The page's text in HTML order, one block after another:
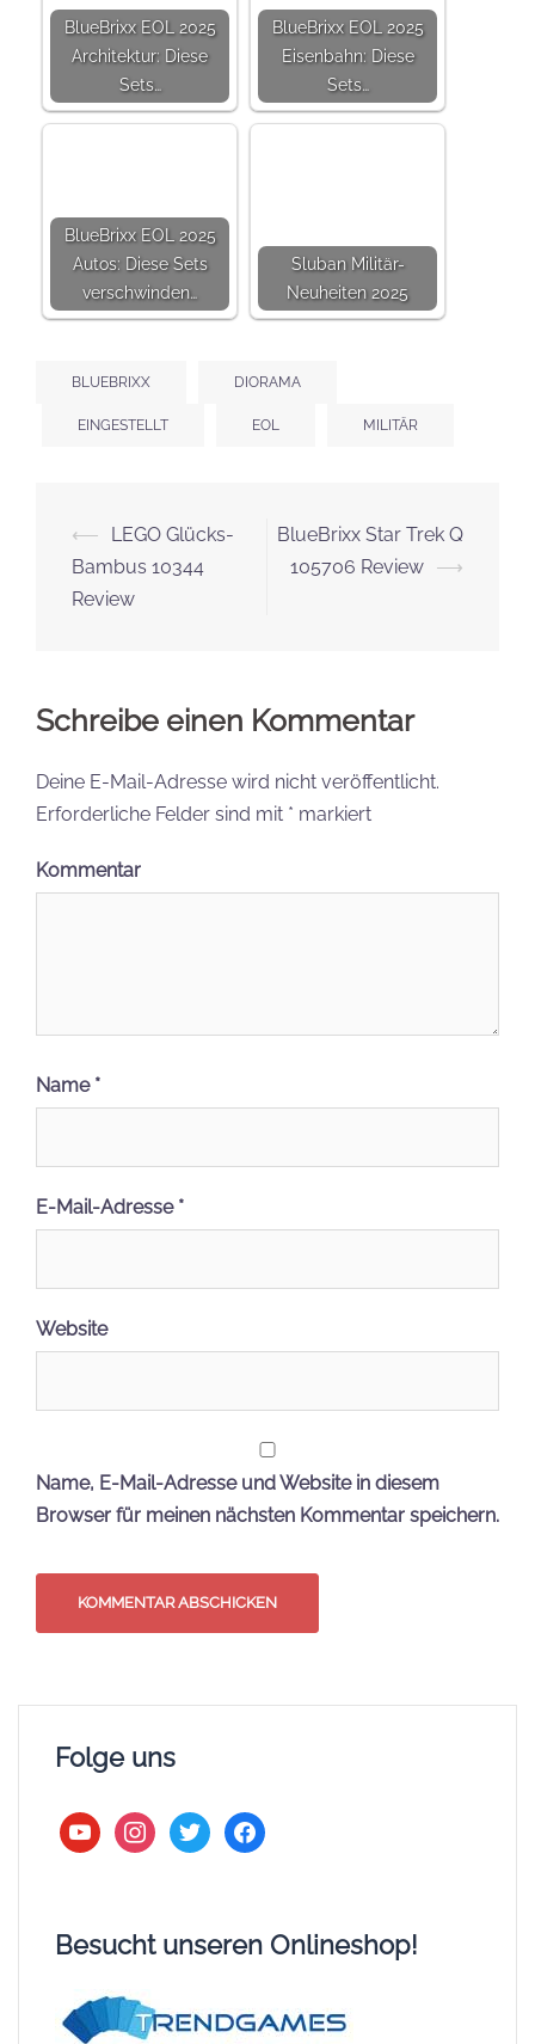
Erforderliche Felder sind mit*markiert
Kommentar
Name*
E-Mail-Adresse
Website
Browser für meinen nächsten Kommentar speichern.
youtubeinstagram
twitterfacebook
Wir freuen uns, wenn ihr unseren Blog und
unsere Arbeit unterstützen wollt!
Dies könnt ihr ganz einfach machen, wenn ihr für
BlueBrixx (*)
LEGO Onlineshop (*)
ebay (*)
BRICKMO (*)
Lumibricks 10% Rabatt-Code: STEINEKANAL